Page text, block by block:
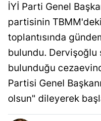
İYİ Parti Genel
partisinin
toplantısında
bulundu. Dervişoğlu
bulunduğu
Partisi Genel
olsun" dileyerek